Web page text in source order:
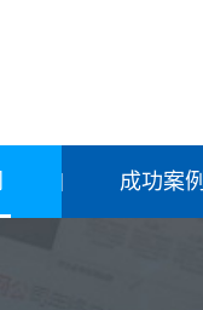
成功案例